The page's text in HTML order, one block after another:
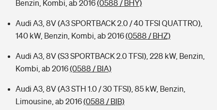
Benzin, Kombi, ab 2016(0588 / BHY)
Audi A3, 8V (A3 SPORTBACK 2.0 / 40 TFSI QUATTRO),
140 kW, Benzin, Kombi, ab 2016(0588 / BHZ)
Audi A3, 8V (S3 SPORTBACK 2.0 TFSI), 228 kW, Benzin,
Kombi, ab 2016(0588 / BIA)
Audi A3, 8V (A3 STH 1.0 / 30 TFSI), 85 kW, Benzin,
Limousine, ab 2016(0588 / BIB)